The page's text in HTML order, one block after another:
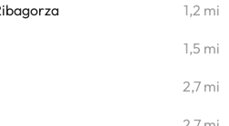
1,2 mi
1,5 mi
2,7 mi